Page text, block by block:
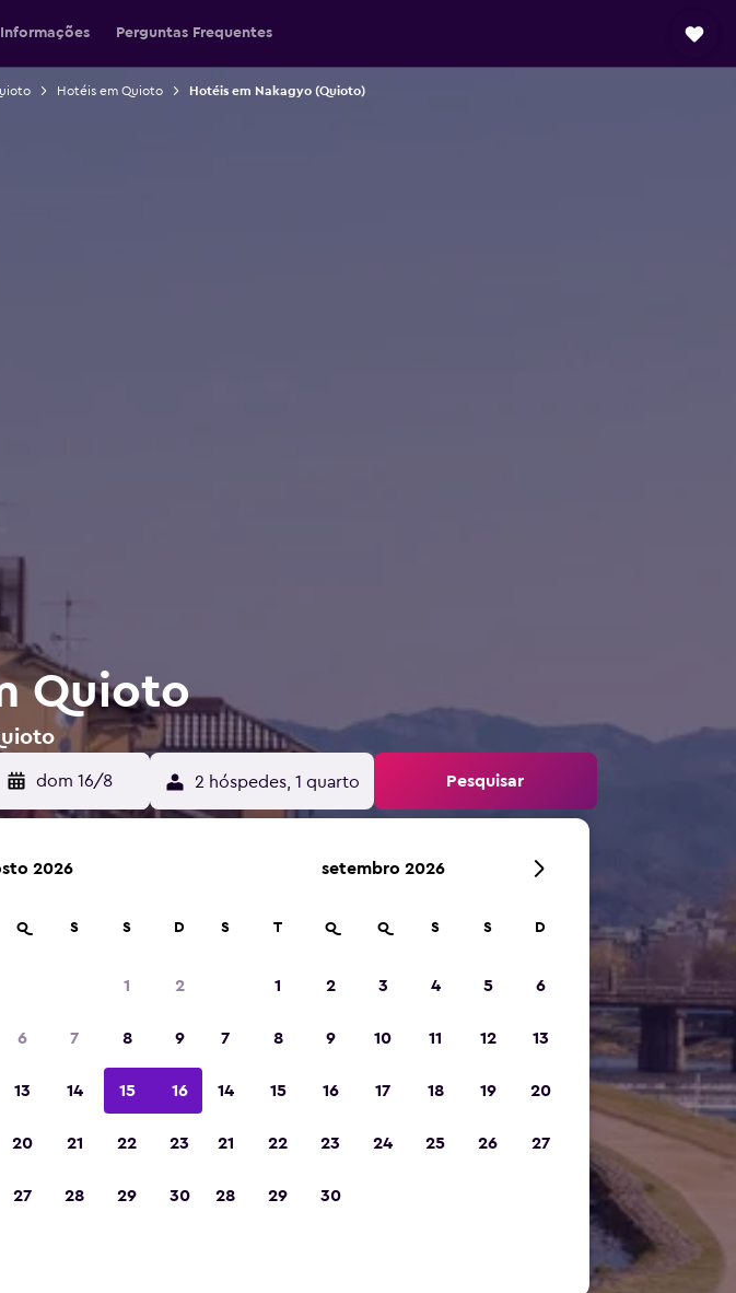
Informações Perguntas Frequentes
Hotéis em Quioto Hotéis em Nakagyo (Quioto)
Quioto
dom 16/8 2 hóspedes, 1 quarto Pesquisar
2026
Q S S D
1 2
6 7 8 9
13 14 15 16
20 21 22 23
27 28 29 30
setembro 2026
S T Q Q S S D
1 2 3 4 5 6
7 8 9 10 11 12 13
14 15 16 17 18 19 20
21 22 23 24 25 26 27
28 29 30